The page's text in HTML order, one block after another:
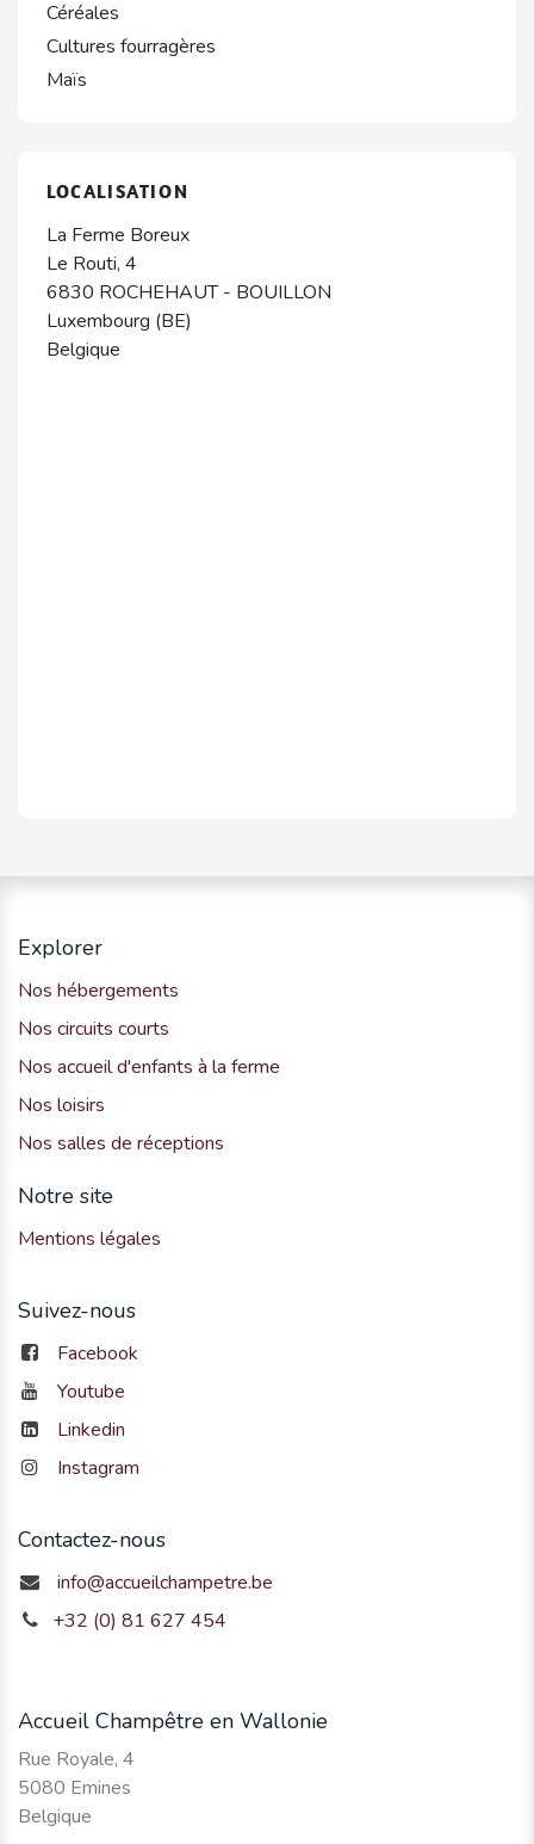
Céréales
Cultures fourragères
Maïs
LOCALISATION
La Ferme Boreux
Le Routi, 4
6830 ROCHEHAUT- BOUILLON
Luxembourg (BE)
Belgique
Explorer
Nos hébergements
Nos circuits courts
Nos accueil d'enfants à la ferme
Nos loisirs
Nos salles de réceptions
Notre site
Mentions légales
Suivez-nous
Facebook
Youtube
Linkedin
Instagram
Contactez-nous
info@accueilchampetre.be
+32 (0) 81 627 454
Accueil Champêtre en Wallonie
Rue Royale, 4
5080 Emines
Belgique